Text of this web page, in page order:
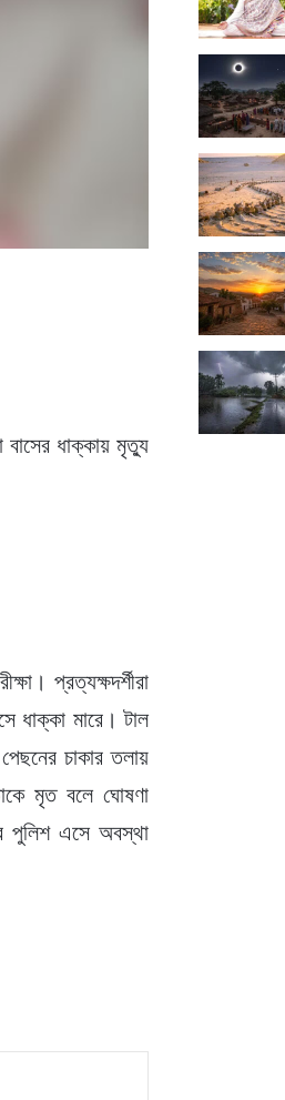
বাসের ধাক্কায় মৃত্যু
প্রত্যক্ষদর্শীরা
ধাক্কা মারে। টাল
চাকার তলায়
মৃত বলে ঘোষণা
পুলিশ এসে অবস্থা